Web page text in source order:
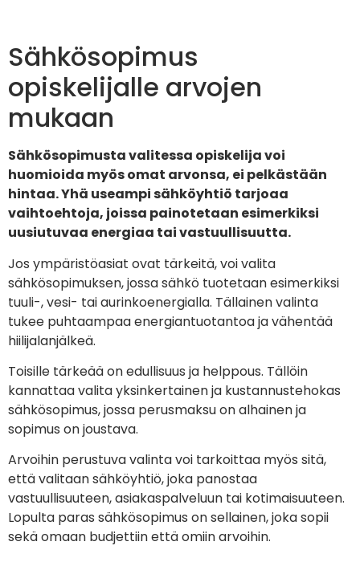
Sähkösopimus
opiskelijalle arvojen
mukaan
Sähkösopimusta valitessa opiskelija voi
huomioida myös omat arvonsa, ei pelkästään
hintaa. Yhä useampi sähköyhtiö tarjoaa
vaihtoehtoja, joissa painotetaan esimerkiksi
uusiutuvaa energiaa tai vastuullisuutta.
Jos ympäristöasiat ovat tärkeitä, voi valita
sähkösopimuksen, jossa sähkö tuotetaan esimerkiksi
tuuli-, vesi- tai aurinkoenergialla. Tällainen valinta
tukee puhtaampaa energiantuotantoa ja vähentää
hiilijalanjälkeä.
Toisille tärkeää on edullisuus ja helppous. Tällöin
kannattaa valita yksinkertainen ja kustannustehokas
sähkösopimus, jossa perusmaksu on alhainen ja
sopimus on joustava.
Arvoihin perustuva valinta voi tarkoittaa myös sitä,
että valitaan sähköyhtiö, joka panostaa
vastuullisuuteen, asiakaspalveluun tai kotimaisuuteen.
Lopulta paras sähkösopimus on sellainen, joka sopii
sekä omaan budjettiin että omiin arvoihin.